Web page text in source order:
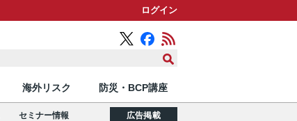
ログイン
海外リスク 防災・BCP講座
セミナー情報 広告掲載